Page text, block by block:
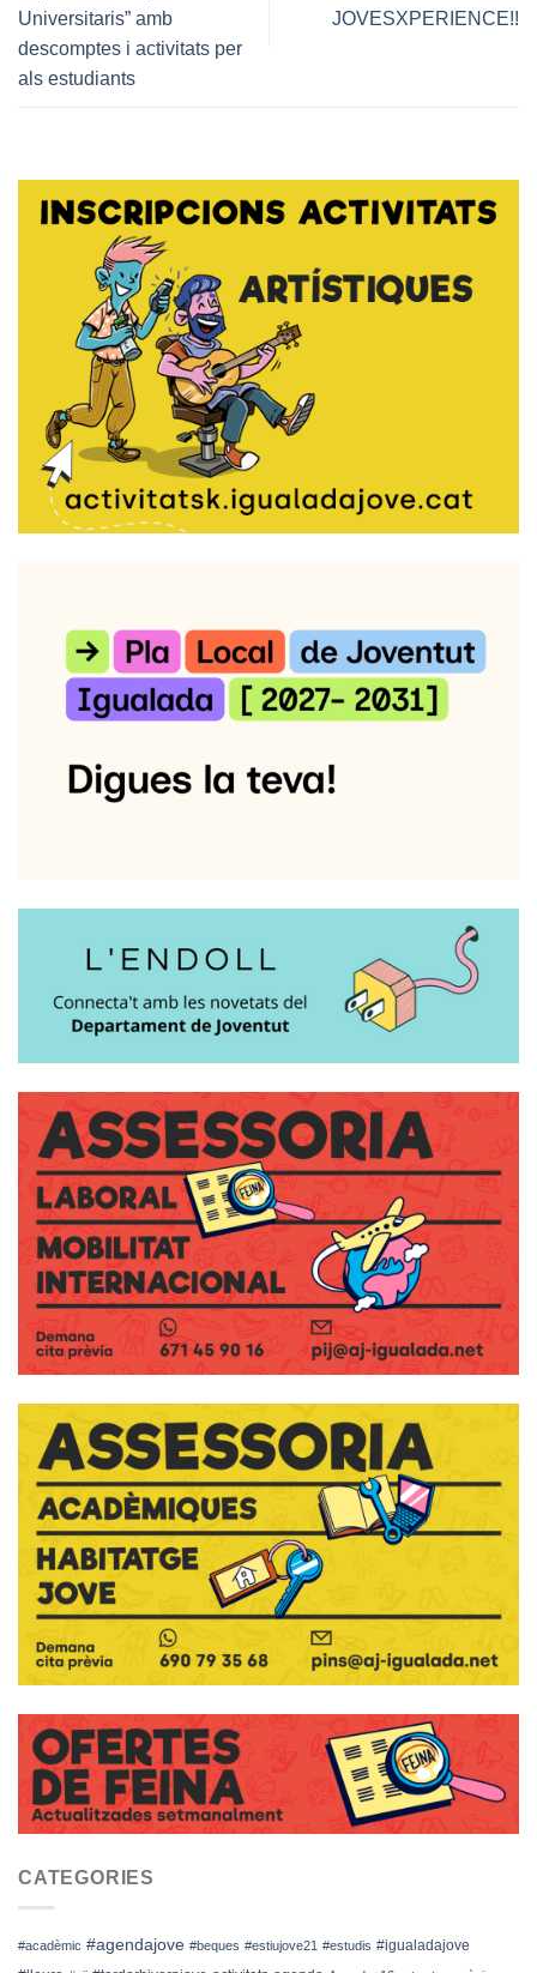
CATEGORIES
#acadèmic #agendajove #beques #estiujove21 #estudis #igualadajove
Universitaris” amb
descomptes i activitats per
als estudiants
JOVESXPERIENCE!!